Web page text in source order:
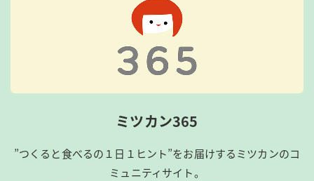
ミツカン365
”つくると食べるの１日１ヒント”をお届けするミツカンのコ
ミュニティサイト。